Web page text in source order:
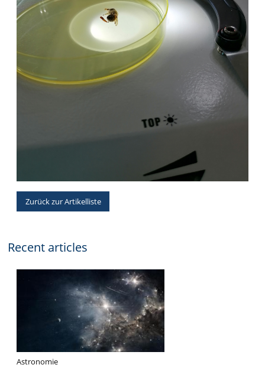
Zurück zur Artikelliste
Recent articles
Astronomie